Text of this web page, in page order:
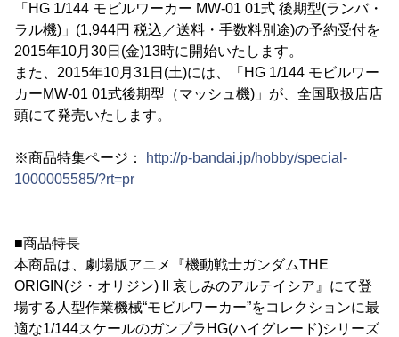
「HG 1/144 モビルワーカー MW-01 01式 後期型(ランバ・
ラル機)」(1,944円 税込／送料・手数料別途)の予約受付を
2015年10月30日(金)13時に開始いたします。
また、2015年10月31日(土)には、「HG 1/144 モビルワー
カーMW-01 01式後期型（マッシュ機)」が、全国取扱店店
頭にて発売いたします。
※商品特集ページ：
http://p-bandai.jp/hobby/special-
1000005585/?rt=pr
■商品特長
本商品は、劇場版アニメ『機動戦士ガンダムTHE
ORIGIN(ジ・オリジン) II 哀しみのアルテイシア』にて登
場する人型作業機械“モビルワーカー”をコレクションに最
適な1/144スケールのガンプラHG(ハイグレード)シリーズ